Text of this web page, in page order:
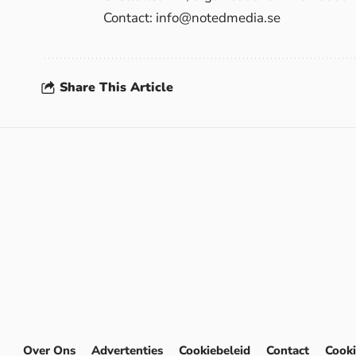
Contact: info@notedmedia.se
Share This Article
Over Ons Advertenties Cookiebeleid Contact